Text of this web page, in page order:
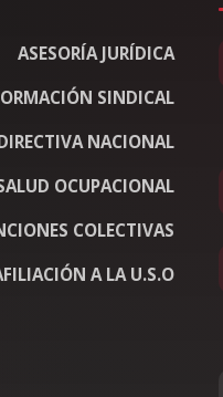
ASESORÍA JURÍDICA
SINDICAL
NACIONAL
OCUPACIONAL
COLECTIVAS
A LA U.S.O